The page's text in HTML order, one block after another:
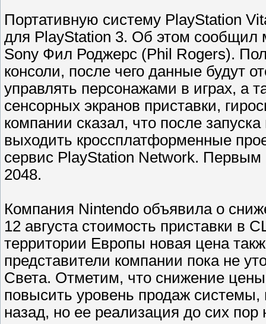
Портативную систему PlayStation
для PlayStation 3. Об этом сообщил
Sony Фил Роджерс (Phil Rogers).
консоли, после чего данные будут
управлять персонажами в играх, а
сенсорных экранов приставки,
компании сказал, что после
выходить кроссплатформенные
сервис PlayStation Network. Первым
2048.
Компания Nintendo объявила о
12 августа стоимость приставки в
территории Европы новая цена
представители компании пока не
Света. Отметим, что снижение
повысить уровень продаж системы,
назад, но ее реализация до сих